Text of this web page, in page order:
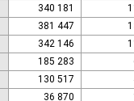
340 181
381 447
342 146
185 283
130 517
36 870